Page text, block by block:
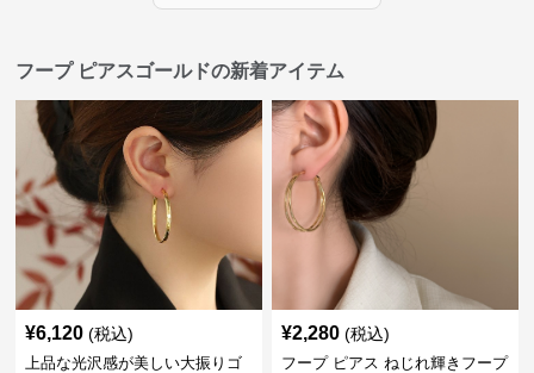
フープ ピアスゴールドの新着アイテム
¥6,120 (税込)
上品な光沢感が美しい大振りゴ
¥2,280 (税込)
フープ ピアス ねじれ輝きフープ